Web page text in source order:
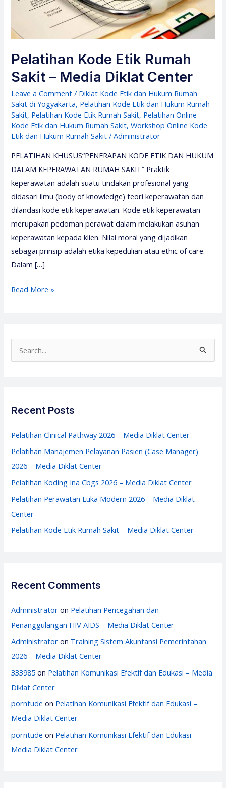
Pelatihan Kode Etik Rumah
Sakit – Media Diklat Center
Leave a Comment / Diklat Kode Etik dan Hukum Rumah
Sakit di Yogyakarta, Pelatihan Kode Etik dan Hukum Rumah
Sakit, Pelatihan Kode Etik Rumah Sakit, Pelatihan Online
Kode Etik dan Hukum Rumah Sakit,Workshop Online Kode
Etik dan Hukum Rumah Sakit /Administrator
PELATIHAN KHUSUS“PENERAPAN KODE ETIK DAN HUKUM
DALAM KEPERAWATAN RUMAH SAKIT” Praktik
keperawatan adalah suatu tindakan profesional yang
didasari ilmu (body of knowledge) teori keperawatan dan
dilandasi kode etik keperawatan. Kode etik keperawatan
merupakan pedoman perawat dalam melakukan asuhan
keperawatan kepada klien. Nilai moral yang dijadikan
sebagai prinsip adalah etika kepedulian atau ethic of care.
Dalam […]
Pelatihan
Read More »
e
f
o
r
Recent Posts
Pelatihan Clinical Pathway 2026 – Media Diklat Center
Pelatihan Manajemen Pelayanan Pasien (Case Manager)
2026 – Media Diklat Center
Pelatihan Koding Ina Cbgs 2026 – Media Diklat Center
Pelatihan Perawatan Luka Modern 2026 – Media Diklat
Center
Pelatihan Kode Etik Rumah Sakit – Media Diklat Center
Recent Comments
Administrator on Pelatihan Pencegahan dan
Penanggulangan HIV AIDS – Media Diklat Center
Administrator on Training Sistem Akuntansi Pemerintahan
2026 – Media Diklat Center
333985 on Pelatihan Komunikasi Efektif dan Edukasi – Media
Diklat Center
porntude on Pelatihan Komunikasi Efektif dan Edukasi –
Media Diklat Center
porntude on Pelatihan Komunikasi Efektif dan Edukasi –
Media Diklat Center